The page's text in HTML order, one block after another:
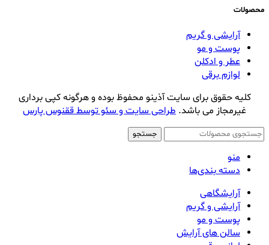
محصولات
آرایشی و گریم
پوست و مو
عطر و ادکلن
لوازم برقی
کلیه حقوق برای سایت آذینو محفوظ بوده و هرگونه کپی برداری
غیرمجاز می باشد. طراحی سایت و سئو توسط ققنوس پارس
جستجو
منو
دسته بندی‌ها
آرایشگاهی
آرایشی و گریم
پوست و مو
سالن های آرایش